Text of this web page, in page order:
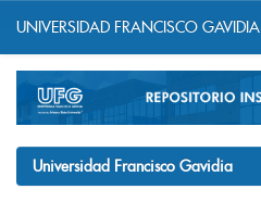
navigation
UNIVERSIDAD FRANCISCO GAVIDIA
Universidad Francisco Gavidia